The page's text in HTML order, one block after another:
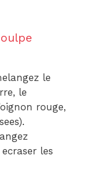
le
le
rouge,
les